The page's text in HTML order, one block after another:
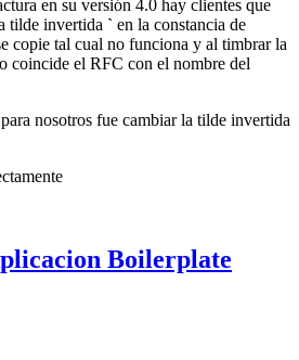
en su versión 4.0 hay clientes que
tilde invertida ` en la constancia de
copie tal cual no funciona y al timbrar la
coincide el RFC con el nombre del
nosotros fue cambiar la tilde invertida
Boilerplate